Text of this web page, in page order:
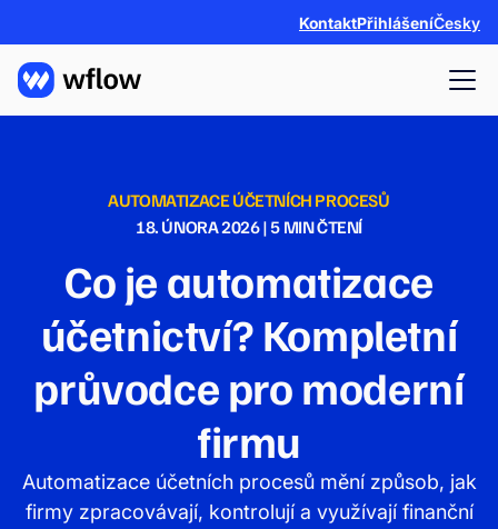
KontaktPřihlášeníČesky
AUTOMATIZACE ÚČETNÍCH PROCESŮ
18. ÚNORA 2026|5MIN ČTENÍ
Co je automatizace
účetnictví? Kompletní
průvodce pro moderní
firmu
Automatizace účetních procesů mění způsob, jak
firmy zpracovávají, kontrolují a využívají finanční